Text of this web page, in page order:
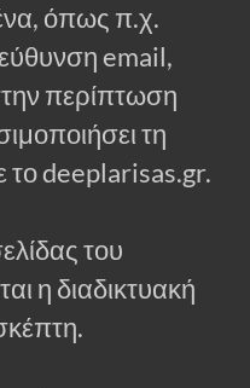
όπως π.χ.
email,
περίπτωση
τη
το deeplarisas.gr.
του
η διαδικτυακή